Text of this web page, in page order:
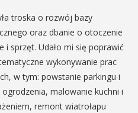
troska o rozwój bazy
oraz dbanie o otoczenie
sprzęt. Udało mi się poprawić
wykonywanie prac
w tym: powstanie parkingu i
malowanie kuchni i
remont wiatrołapu